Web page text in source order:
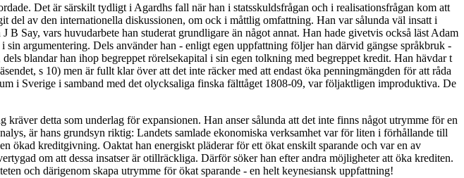
Det är särskilt tydligt i Agardhs fall när han i statsskuldsfrågan och i realisationsfrågan kom att
del av den internationella diskussionen, om ock i måttlig omfattning. Han var sålunda väl insatt i
Say, vars huvudarbete han studerat grundligare än något annat. Han hade givetvis också läst Adam
argumentering. Dels använder han - enligt egen uppfattning följer han därvid gängse språkbruk -
blandar han ihop begreppet rörelsekapital i sin egen tolkning med begreppet kredit. Han hävdar t
s 10) men är fullt klar över att det inte räcker med att endast öka penningmängden för att råda
i Sverige i samband med det olycksaliga finska fälttåget 1808-09, var följaktligen improduktiva. De
detta som underlag för expansionen. Han anser sålunda att det inte finns något utrymme för en
är hans grundsyn riktig: Landets samlade ekonomiska verksamhet var för liten i förhållande till
ökad kreditgivning. Oaktat han energiskt pläderar för ett ökat enskilt sparande och var en av
om att dessa insatser är otillräckliga. Därför söker han efter andra möjligheter att öka krediten.
och därigenom skapa utrymme för ökat sparande - en helt keynesiansk uppfattning!